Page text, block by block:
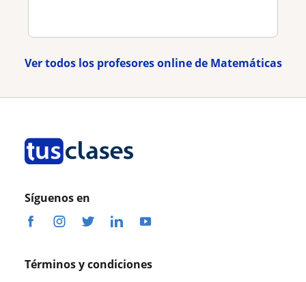
Ver todos los profesores online de Matemáticas
Síguenos en
Términos y condiciones